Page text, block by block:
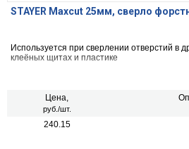
STAYER Maxcut 25мм, сверло
Используется при сверлении отверстий в
клеёных щитах и пластике
Цена,
руб./шт.
240.15